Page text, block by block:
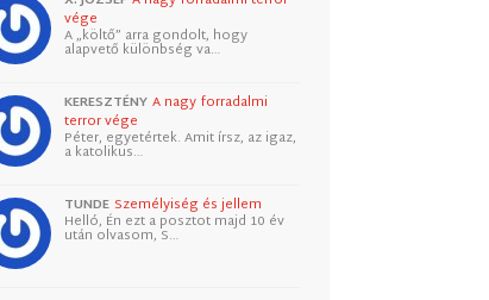
vége
A „költő” arra gondolt, hogy
alapvető különbség va…
KERESZTÉNY A nagy forradalmi
terror vége
Péter, egyetértek. Amit írsz, az igaz,
a katolikus…
TUNDE Személyiség és jellem
Helló, Én ezt a posztot majd 10 év
után olvasom, S…